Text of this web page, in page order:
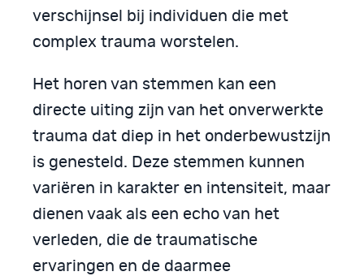
verschijnsel bij individuen die met
complex trauma worstelen.
Het horen van stemmen kan een
directe uiting zijn van het onverwerkte
trauma dat diep in het onderbewustzijn
is genesteld. Deze stemmen kunnen
variëren in karakter en intensiteit, maar
dienen vaak als een echo van het
verleden, die de traumatische
ervaringen en de daarmee